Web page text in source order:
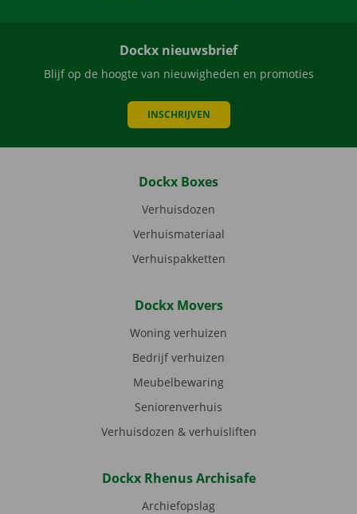
Dockx nieuwsbrief
Blijf op de hoogte van nieuwigheden en promoties
INSCHRIJVEN
Dockx Boxes
Verhuisdozen
Verhuismateriaal
Verhuispakketten
Dockx Movers
Woning verhuizen
Bedrijf verhuizen
Meubelbewaring
Seniorenverhuis
Verhuisdozen & verhuisliften
Dockx Rhenus Archisafe
Archiefopslag